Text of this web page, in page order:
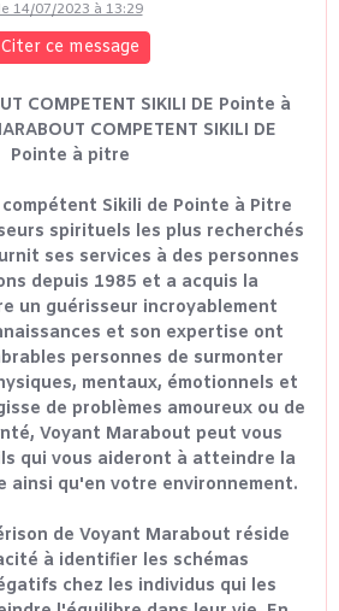
14/07/2023 à 13:29
Citer ce message
COMPETENT SIKILI DE Pointe à
COMPETENT SIKILI DE
Pointe à pitre
Sikili de Pointe à Pitre
spirituels les plus recherchés
ses services à des personnes
depuis 1985 et a acquis la
un guérisseur incroyablement
et son expertise ont
personnes de surmonter
mentaux, émotionnels et
de problèmes amoureux ou de
Voyant Marabout peut vous
qui vous aideront à atteindre la
ainsi qu'en votre environnement.
de Voyant Marabout réside
à identifier les schémas
chez les individus qui les